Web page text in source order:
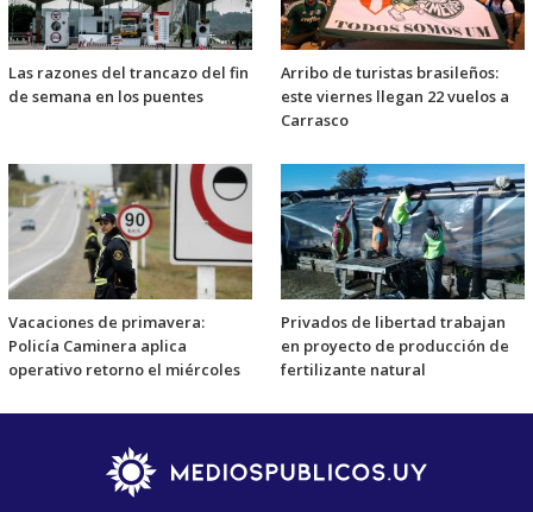
Las razones del trancazo del fin
de semana en los puentes
Arribo de turistas brasileños:
este viernes llegan 22 vuelos a
Carrasco
Vacaciones de primavera:
Policía Caminera aplica
operativo retorno el miércoles
Privados de libertad trabajan
en proyecto de producción de
fertilizante natural